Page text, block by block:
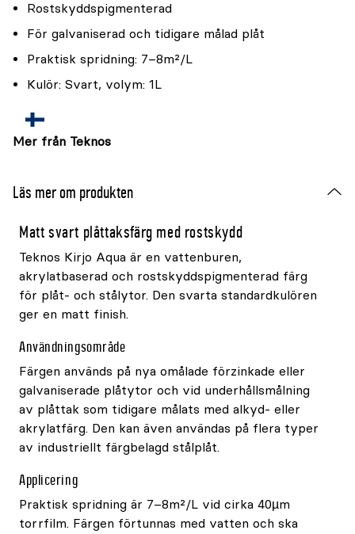
Rostskyddspigmenterad
För galvaniserad och tidigare målad plåt
Praktisk spridning: 7–8m²/L
Kulör: Svart, volym: 1L
Mer från Teknos
Läs mer om produkten
Matt svart plåttaksfärg med rostskydd
Teknos Kirjo Aqua är en vattenburen,
akrylatbaserad och rostskyddspigmenterad färg
för plåt- och stålytor. Den svarta standardkulören
ger en matt finish.
Användningsområde
Färgen används på nya omålade förzinkade eller
galvaniserade plåtytor och vid underhållsmålning
av plåttak som tidigare målats med alkyd- eller
akrylatfärg. Den kan även användas på flera typer
av industriellt färgbelagd stålplåt.
Applicering
Praktisk spridning är 7–8m²/L vid cirka 40µm
torrfilm. Färgen förtunnas med vatten och ska